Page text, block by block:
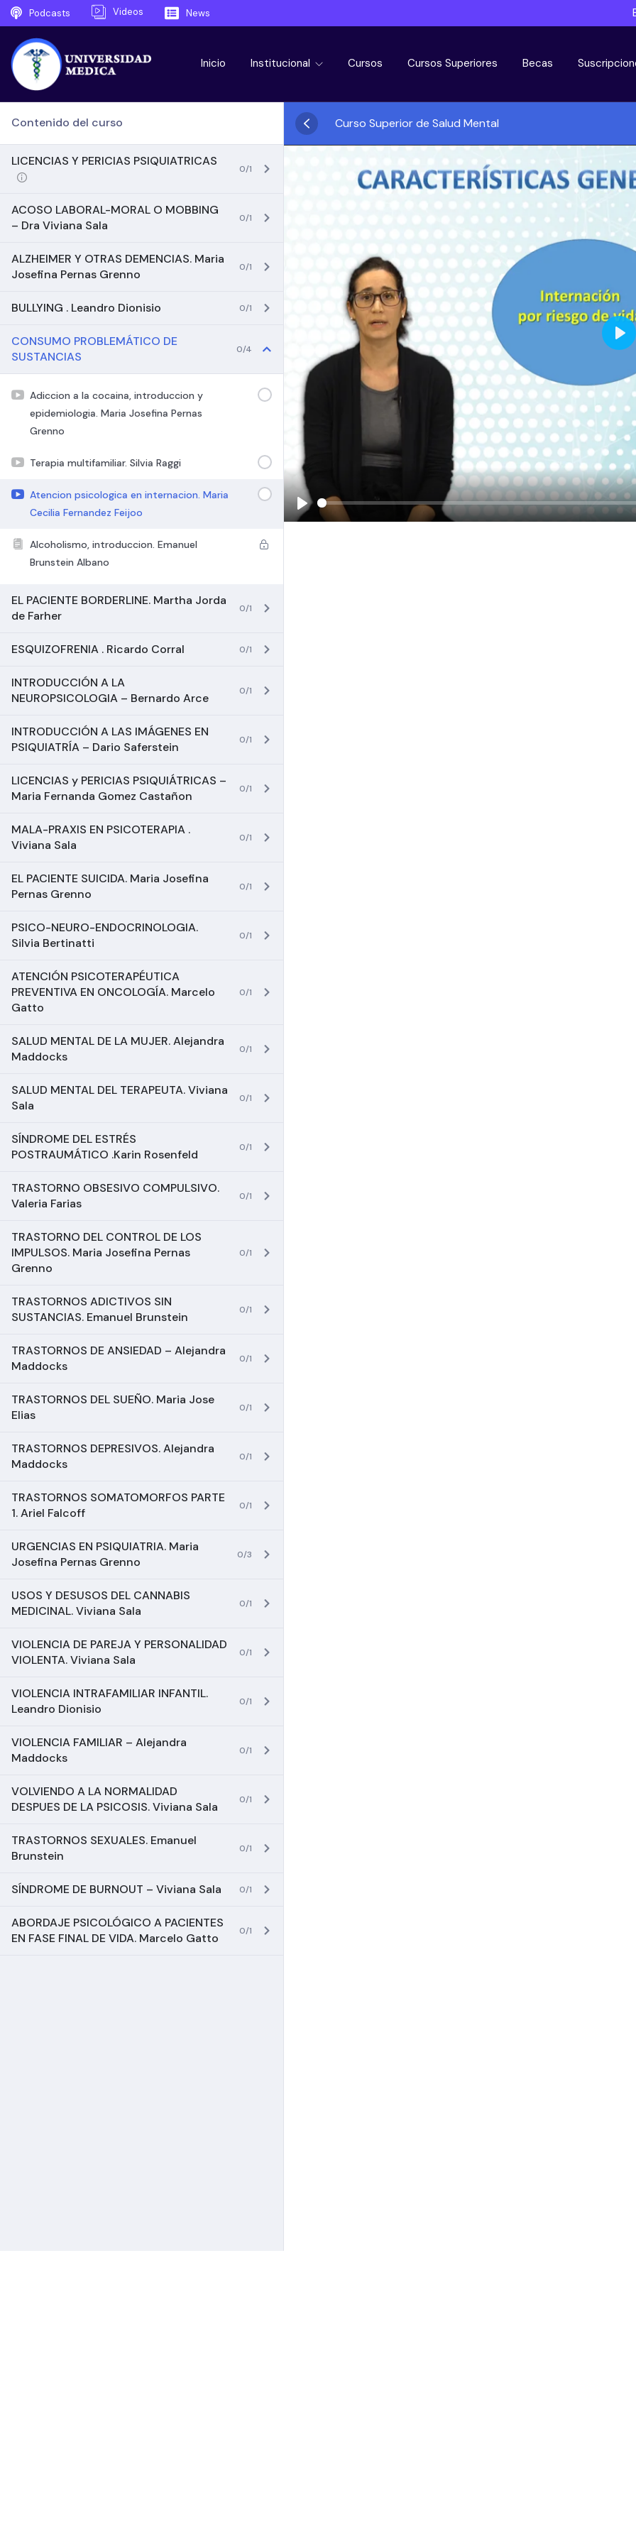
Podcasts Videos News
Inicio Institucional Cursos Cursos Superiores Becas
Contenido del curso
LICENCIAS Y PERICIAS PSIQUIATRICAS
0/1
ACOSO LABORAL-MORAL O MOBBING
– Dra Viviana Sala
0/1
ALZHEIMER Y OTRAS DEMENCIAS. Maria
Josefina Pernas Grenno
0/1
BULLYING . Leandro Dionisio 0/1
CONSUMO PROBLEMÁTICO DE
SUSTANCIAS
0/4
Adiccion a la cocaina, introduccion y
epidemiologia. Maria Josefina Pernas
Grenno
Terapia multifamiliar. Silvia Raggi
Atencion psicologica en internacion. Maria
Cecilia Fernandez Feijoo
Alcoholismo, introduccion. Emanuel
Brunstein Albano
EL PACIENTE BORDERLINE. Martha Jorda
de Farher
0/1
ESQUIZOFRENIA . Ricardo Corral 0/1
INTRODUCCIÓN A LA
NEUROPSICOLOGIA – Bernardo Arce
0/1
INTRODUCCIÓN A LAS IMÁGENES EN
PSIQUIATRÍA – Dario Saferstein
0/1
LICENCIAS y PERICIAS PSIQUIÁTRICAS –
Maria Fernanda Gomez Castañon
0/1
MALA-PRAXIS EN PSICOTERAPIA .
Viviana Sala
0/1
EL PACIENTE SUICIDA. Maria Josefina
Pernas Grenno
0/1
PSICO-NEURO-ENDOCRINOLOGIA.
Silvia Bertinatti
0/1
ATENCIÓN PSICOTERAPÉUTICA
PREVENTIVA EN ONCOLOGÍA. Marcelo
Gatto
0/1
SALUD MENTAL DE LA MUJER. Alejandra
Maddocks
0/1
SALUD MENTAL DEL TERAPEUTA. Viviana
Sala
0/1
SÍNDROME DEL ESTRÉS
POSTRAUMÁTICO .Karin Rosenfeld
0/1
TRASTORNO OBSESIVO COMPULSIVO.
Valeria Farias
0/1
TRASTORNO DEL CONTROL DE LOS
IMPULSOS. Maria Josefina Pernas
Grenno
0/1
TRASTORNOS ADICTIVOS SIN
SUSTANCIAS. Emanuel Brunstein
0/1
TRASTORNOS DE ANSIEDAD – Alejandra
Maddocks
0/1
TRASTORNOS DEL SUEÑO. Maria Jose
Elias
0/1
TRASTORNOS DEPRESIVOS. Alejandra
Maddocks
0/1
TRASTORNOS SOMATOMORFOS PARTE
1. Ariel Falcoff
0/1
URGENCIAS EN PSIQUIATRIA. Maria
Josefina Pernas Grenno
0/3
USOS Y DESUSOS DEL CANNABIS
MEDICINAL. Viviana Sala
0/1
VIOLENCIA DE PAREJA Y PERSONALIDAD
VIOLENTA. Viviana Sala
0/1
VIOLENCIA INTRAFAMILIAR INFANTIL.
Leandro Dionisio
0/1
VIOLENCIA FAMILIAR – Alejandra
Maddocks
0/1
VOLVIENDO A LA NORMALIDAD
DESPUES DE LA PSICOSIS. Viviana Sala
0/1
TRASTORNOS SEXUALES. Emanuel
Brunstein
0/1
SÍNDROME DE BURNOUT – Viviana Sala 0/1
ABORDAJE PSICOLÓGICO A PACIENTES
EN FASE FINAL DE VIDA. Marcelo Gatto
0/1
Curso Superior de Salud Mental
Play
Play